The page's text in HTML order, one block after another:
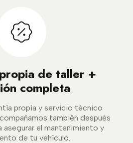
de taller +
completa
propia y servicio técnico
también después
asegurar el mantenimiento y
de tu vehículo.